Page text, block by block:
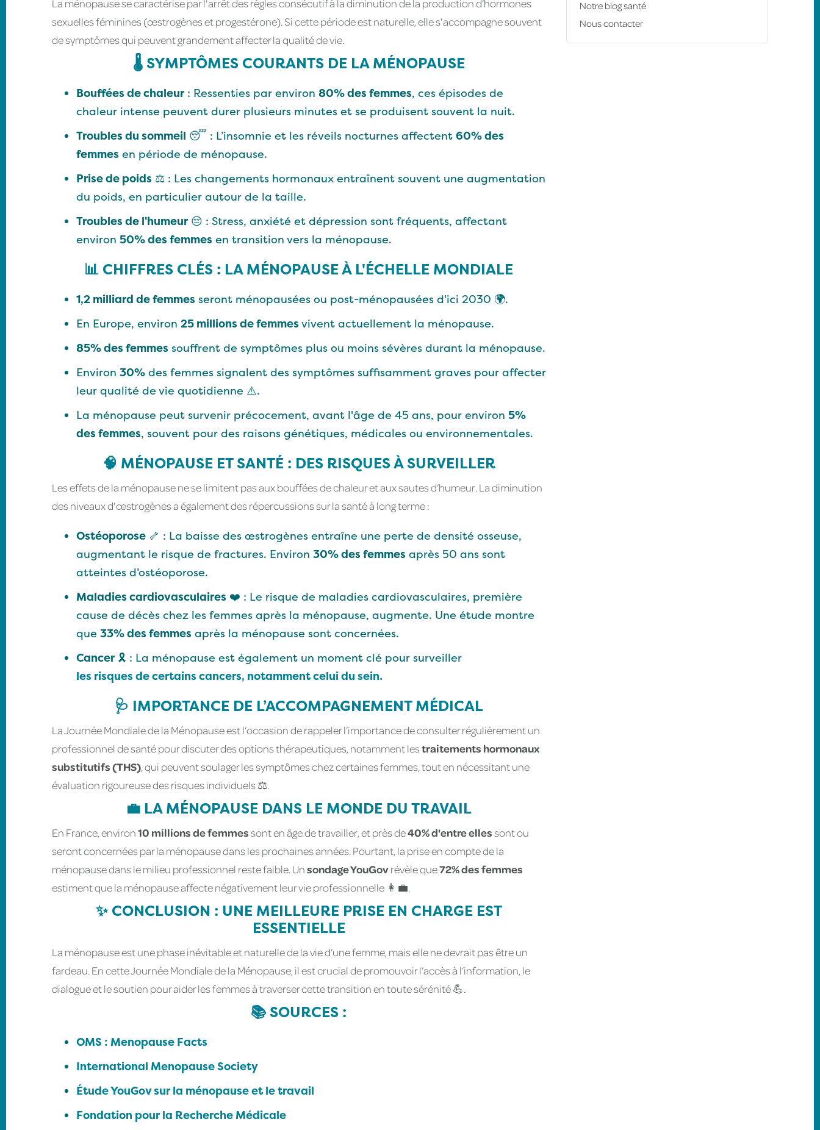
La ménopause se caractérise par l'arrêt des règles consécutif à la diminution de la production d’hormones
sexuelles féminines (œstrogènes et progestérone). Si cette période est naturelle, elle s'accompagne souvent
de symptômes qui peuvent grandement affecter la qualité de vie.
🌡️ SYMPTÔMES COURANTS DE LA MÉNOPAUSE
Bouffées de chaleur: Ressenties par environ 80% des femmes, ces épisodes de
chaleur intense peuvent durer plusieurs minutes et se produisent souvent la nuit.
Troubles du sommeil 😴 : L’insomnie et les réveils nocturnes affectent 60% des
femmes en période de ménopause.
Prise de poids ⚖️ : Les changements hormonaux entraînent souvent une augmentation
du poids, en particulier autour de la taille.
Troubles de l'humeur😔 : Stress, anxiété et dépression sont fréquents, affectant
environ 50% des femmes en transition vers la ménopause.
📊 CHIFFRES CLÉS : LA MÉNOPAUSE À L'ÉCHELLE MONDIALE
1,2 milliard de femmes seront ménopausées ou post-ménopausées d'ici 2030 🌍.
En Europe, environ 25 millions de femmes vivent actuellement la ménopause.
85% des femmes souffrent de symptômes plus ou moins sévères durant la ménopause.
Environ 30%des femmes signalent des symptômes suffisamment graves pour affecter
leur qualité de vie quotidienne ⚠️.
La ménopause peut survenir précocement, avant l'âge de 45 ans, pour environ 5%
des femmes, souvent pour des raisons génétiques, médicales ou environnementales.
🧠 MÉNOPAUSE ET SANTÉ : DES RISQUES À SURVEILLER
Les effets de la ménopause ne se limitent pas aux bouffées de chaleur et aux sautes d’humeur. La diminution
des niveaux d'œstrogènes a également des répercussions sur la santé à long terme :
Ostéoporose🦴 : La baisse des œstrogènes entraîne une perte de densité osseuse,
augmentant le risque de fractures. Environ 30% des femmes après 50 ans sont
atteintes d’ostéoporose.
Maladies cardiovasculaires ❤️ : Le risque de maladies cardiovasculaires, première
cause de décès chez les femmes après la ménopause, augmente. Une étude montre
que 33% des femmes après la ménopause sont concernées.
Cancer🎗️ : La ménopause est également un moment clé pour surveiller
les risques de certains cancers, notamment celui du sein.
🩺 IMPORTANCE DE L’ACCOMPAGNEMENT MÉDICAL
La Journée Mondiale de la Ménopause est l’occasion de rappeler l’importance de consulter régulièrement un
professionnel de santé pour discuter des options thérapeutiques, notamment lestraitements hormonaux
substitutifs (THS), qui peuvent soulager les symptômes chez certaines femmes, tout en nécessitant une
évaluation rigoureuse des risques individuels ⚖️.
💼 LA MÉNOPAUSE DANS LE MONDE DU TRAVAIL
En France, environ10 millions de femmessont en âge de travailler, et près de40% d'entre ellessont ou
seront concernées par la ménopause dans les prochaines années. Pourtant, la prise en compte de la
ménopause dans le milieu professionnel reste faible. Unsondage YouGov révèle que72% des femmes
estiment que la ménopause affecte négativement leur vie professionnelle 👩‍💼.
✨ CONCLUSION : UNE MEILLEURE PRISE EN CHARGE EST
ESSENTIELLE
La ménopause est une phase inévitable et naturelle de la vie d’une femme, mais elle ne devrait pas être un
fardeau. En cette Journée Mondiale de la Ménopause, il est crucial de promouvoir l’accès à l’information, le
dialogue et le soutien pour aider les femmes à traverser cette transition en toute sérénité 💪.
📚 SOURCES :
OMS : Menopause Facts
International Menopause Society
Étude YouGov sur la ménopause et le travail
Fondation pour la Recherche Médicale
Notre blog santé
Nous contacter